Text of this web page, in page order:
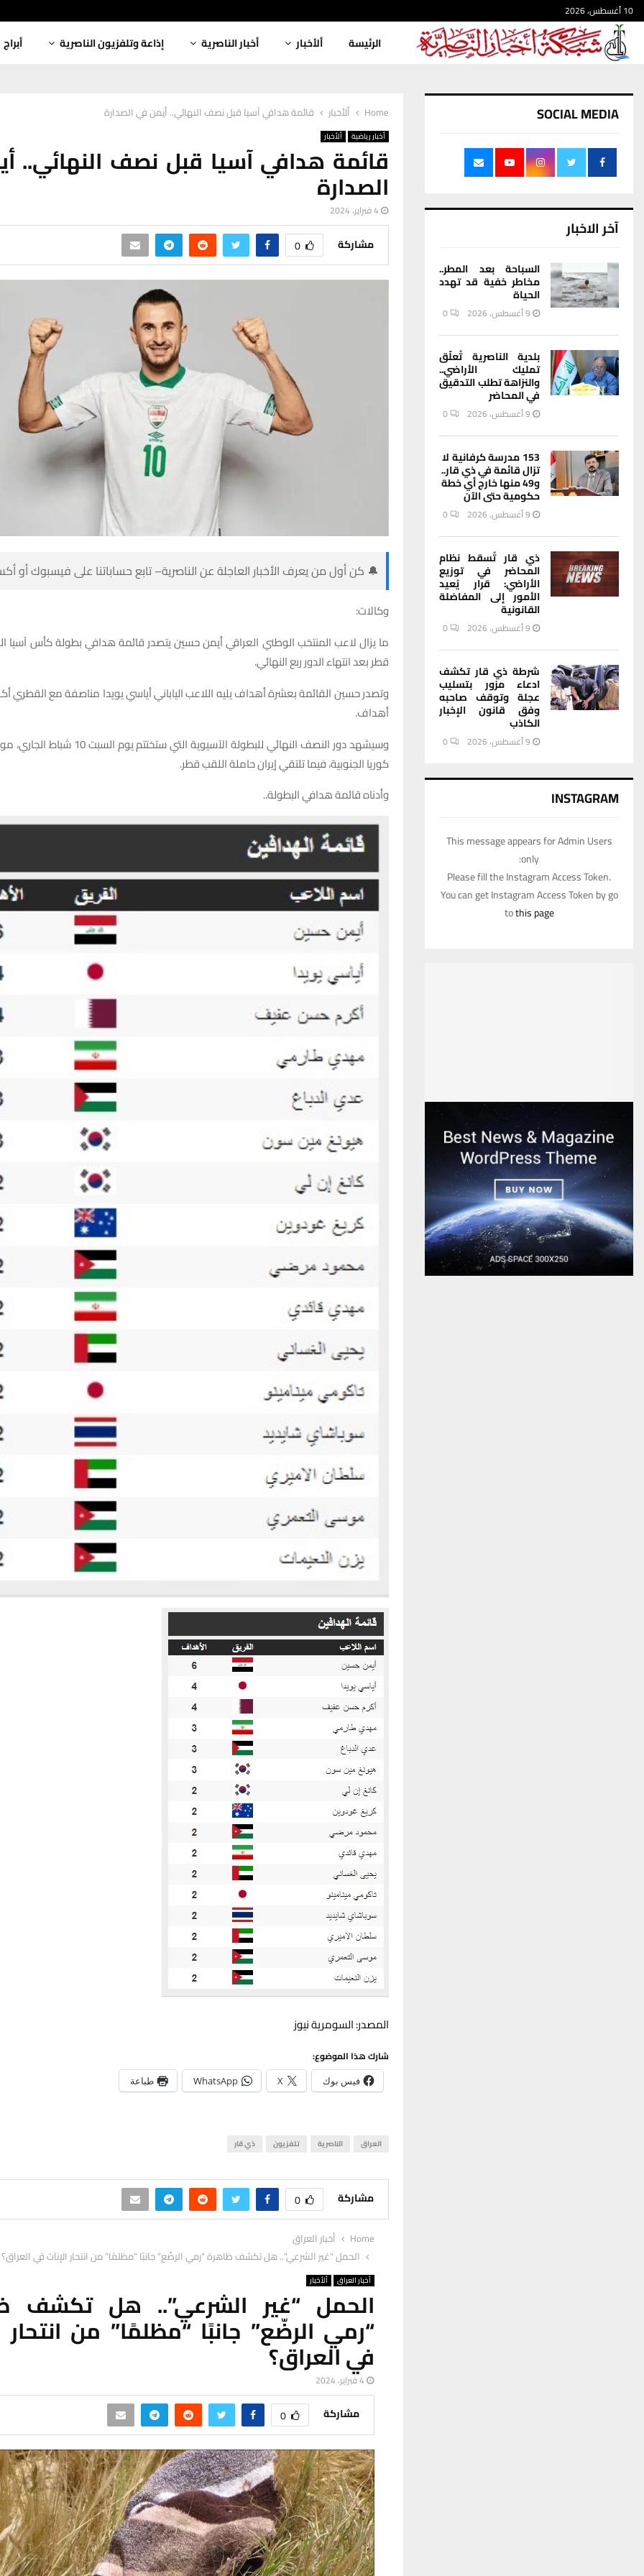
10 أغسطس، 2026
الرئيسة ألأخبار أخبار الناصرية إذاعة وتلفزيون الناصرية أبراج
Home ألأخبار قائمة هدافي آسيا قبل نصف النهائي.. أيمن في الصدارة
أخبار رياضية ألأخبار
قائمة هدافي آسيا قبل نصف النهائي..
الصدارة
4 فبراير، 2024
مشاركة 0
🔔 كن أول من يعرف الأخبار العاجلة عن الناصرية– تابع حساباتنا على فيسبوك أو
وكالات:
ما يزال لاعب المنتخب الوطني العراقي أيمن حسين يتصدر قائمة هدافي بطولة كأس آسيا
قطر بعد انتهاء الدور ربع النهائي.
وتصدر حسين القائمة بعشرة أهداف يليه اللاعب الياباني أياسي يويدا مناصفة مع القطري
أهداف.
وسيشهد دور النصف النهائي للبطولة الآسيوية
كوريا الجنوبية، فيما تلتقي إيران حاملة اللقب قطر.
وأدناه قائمة هدافي البطولة..
المصدر: السومرية نيوز
شارك هذا الموضوع:
فيس بوك X
WhatsApp طباعة
العراق الناصرية تلفزيون ذي قار
مشاركة 0
Home
أخبار العراق
الحمل “غير الشرعي”.. هل تكشف ظاهرة “رمي الرضّع” جانبًا “مظلمًا” من انتحار الإناث في العراق؟
أخبار العراق ألأخبار
الحمل “غير الشرعي”.. هل تكشف
“رمي الرضّع” جانبًا “مظلمًا” من انتحار
في العراق؟
4 فبراير، 2024
مشاركة 0
SOCIAL MEDIA
آخر الاخبار
السباحة بعد المطر..
مخاطر خفية قد تهدد
الحياة
9 أغسطس، 2026 0
بلدية الناصرية تُعلّق
تمليك الأراضي..
والنزاهة تطلب التدقيق
في المحاضر
9 أغسطس، 2026 0
153 مدرسة كرفانية لا
تزال قائمة في ذي قار..
و49 منها خارج أي خطة
حكومية حتى الآن
9 أغسطس، 2026 0
ذي قار تُسقط نظام
المحاضر في توزيع
الأراضي: قرار يُعيد
الأمور إلى المفاضلة
القانونية
9 أغسطس، 2026 0
شرطة ذي قار تكشف
ادعاء مزور بتسليب
عجلة وتوقف صاحبه
وفق قانون الإخبار
الكاذب
9 أغسطس، 2026 0
INSTAGRAM
This message appears for Admin Users
only:
Please fill the Instagram Access Token.
You can get Instagram Access Token by go
tothis page